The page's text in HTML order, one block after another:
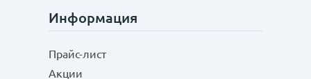
Информация
Прайс-лист
Акции